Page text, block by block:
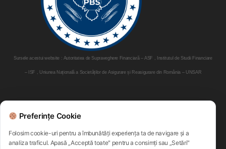
Sursele acestui website : Autoritatea de Supraveghere Financiară – ASF , Institutul de Studii Financiare
– ISF , Uniunea Națională a Societăților de Asigurare și Reasigurare din România – UNSAR
Parteneri:
Preferințe Cookie
Folosim cookie-uri pentru a îmbunătăți experiența ta de navigare și a
analiza traficul. Apasă „Acceptă toate" pentru a consimți sau „Setări"